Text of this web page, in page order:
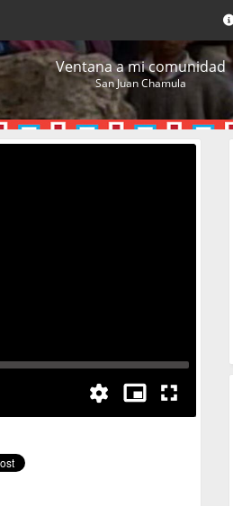
Ventana a mi comunidad
San Juan Chamula